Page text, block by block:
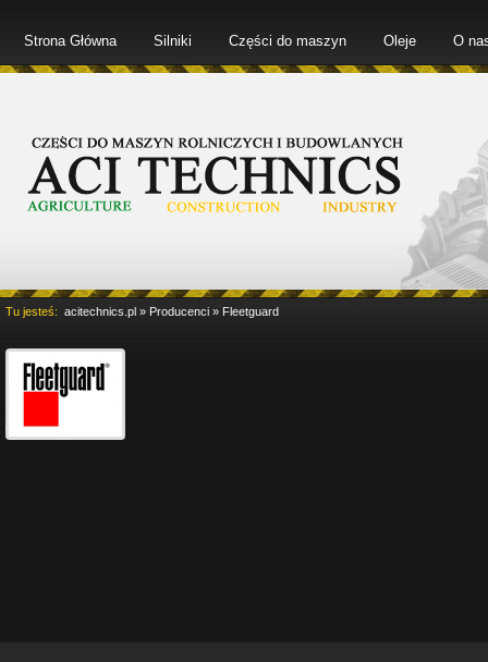
Strona Główna Silniki Części do maszyn Oleje O
Tu jesteś: acitechnics.pl » Producenci » Fleetguard